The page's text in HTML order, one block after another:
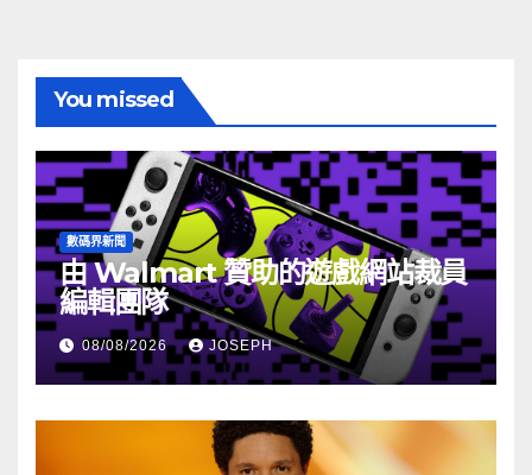
You missed
數碼界新聞
由 Walmart 贊助的遊戲網站裁員
編輯團隊
08/08/2026 JOSEPH